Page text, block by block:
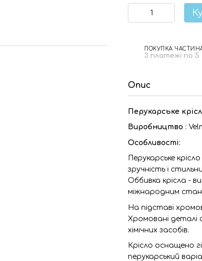
ПОКУПКА
3 платежі по 5
Опис
Перукарське
Виробництво :
Особливості:
Перукарське
зручність і
Оббивка крісла -
міжнародним
На підставі
Хромовані деталі
хімічних засобів.
Крісло оснащено
перукарський